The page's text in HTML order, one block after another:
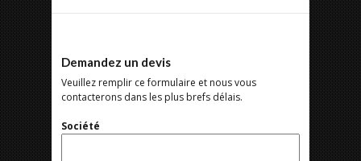
Demandez un devis
Veuillez remplir ce formulaire et nous vous
contacterons dans les plus brefs délais.
Société